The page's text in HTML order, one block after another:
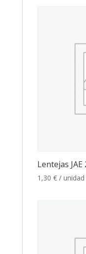
Lentejas
1,30 € / unidad